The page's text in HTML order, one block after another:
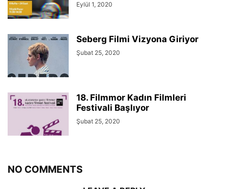
Eylül 1, 2020
Seberg Filmi Vizyona Giriyor
Şubat 25, 2020
18. Filmmor Kadın Filmleri
Festivali Başlıyor
Şubat 25, 2020
NO COMMENTS